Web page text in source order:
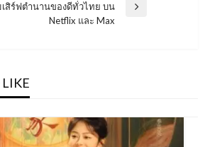
สิร์ฟตำนานของดีทั่วไทย บน
Netflix และ Max